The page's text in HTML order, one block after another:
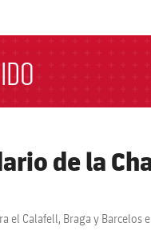
de la
el Calafell, Braga y Barcelos